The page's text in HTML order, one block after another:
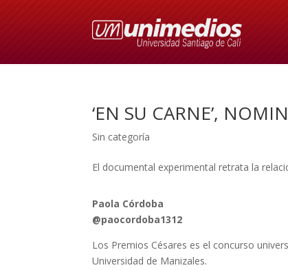
‘EN SU CARNE’,
Sin categoría
El documental experimental retrata la
Paola Córdoba
@paocordoba1312
Los Premios Césares es el concurso
Universidad de Manizales.